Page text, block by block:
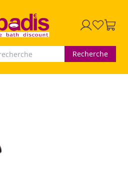
Recherche